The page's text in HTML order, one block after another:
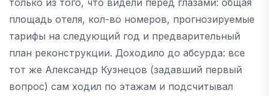
площадь отеля, кол-во номеров, прогнозируемые
тарифы на следующий год и предварительный
план реконструкции. Доходило до абсурда: все
тот же Александр Кузнецов (задавший первый
вопрос) сам ходил по этажам и подсчитывал